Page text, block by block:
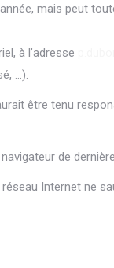
mais peut
à l’adresse
…).
être tenu
de
Internet ne